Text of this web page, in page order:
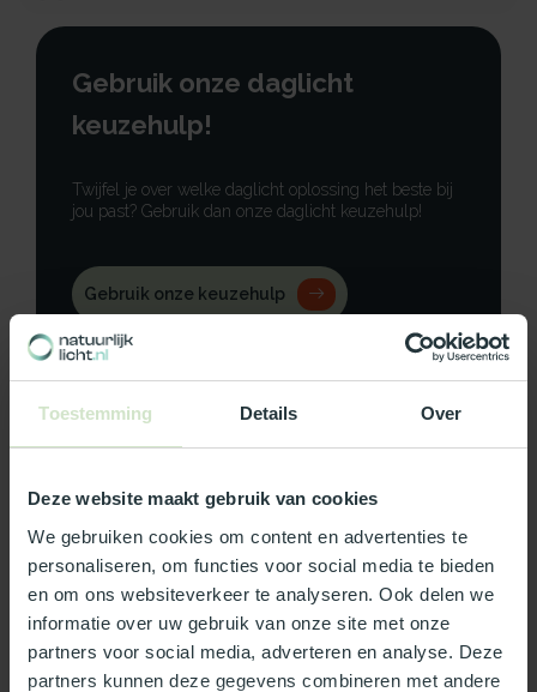
Toestemming Details Over
Deze website maakt gebruik van cookies
We gebruiken cookies om content en advertenties te
personaliseren, om functies voor social media te bieden
en om ons websiteverkeer te analyseren. Ook delen we
informatie over uw gebruik van onze site met onze
partners voor social media, adverteren en analyse. Deze
partners kunnen deze gegevens combineren met andere
Gebruik onze daglicht
keuzehulp!
Twijfel je over welke daglicht oplossing het beste bij
jou past? Gebruik dan onze daglicht keuzehulp!
Gebruik onze keuzehulp
Neem contact op
Productomschrijving
Specificaties
Reviews